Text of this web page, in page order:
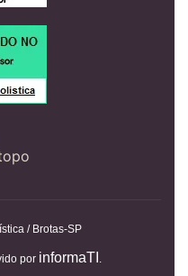
/ Brotas-SP
por informaTI